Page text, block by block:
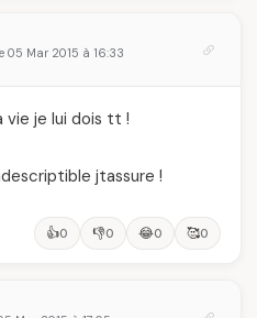
05 Mar 2015 à 16:33
vie je lui dois tt !
jtassure !
👍0 👎0 😂0 🥰0